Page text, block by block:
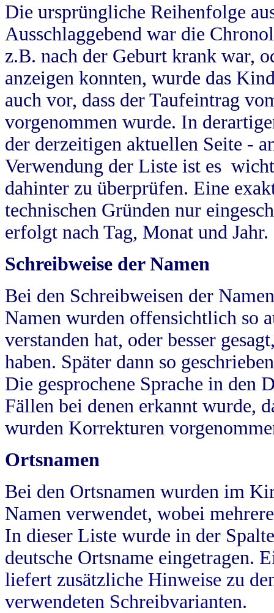
Die ursprüngliche Reihenfolge
Ausschlaggebend war die
z.B. nach der Geburt krank war,
anzeigen konnten, wurde das
auch vor, dass der Taufeintrag
vorgenommen wurde. In
der derzeitigen aktuellen Seite -
Verwendung der Liste ist es
dahinter zu überprüfen. Eine
technischen Gründen nur
erfolgt nach Tag, Monat und Jahr.
Schreibweise der Namen
Bei den Schreibweisen der
Namen wurden offensichtlich so
verstanden hat, oder besser
haben. Später dann so
Die gesprochene Sprache in
Fällen bei denen erkannt wurde,
wurden Korrekturen
Ortsnamen
Bei den Ortsnamen wurden im
Namen verwendet, wobei
In dieser Liste wurde in der
deutsche Ortsname eingetragen.
liefert zusätzliche Hinweise zu
verwendeten Schreibvarianten.